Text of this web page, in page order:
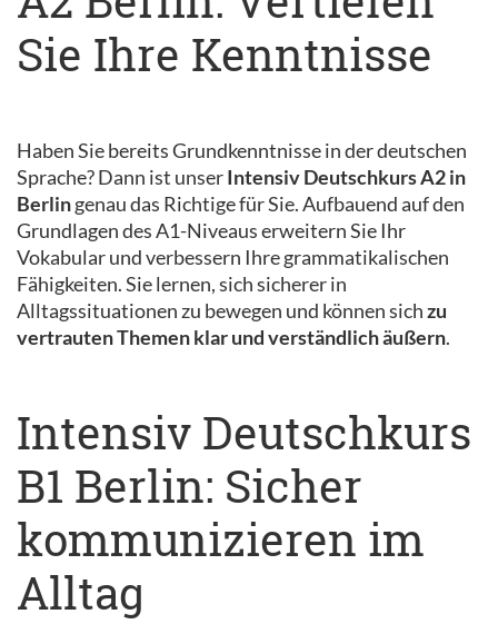
Sie Ihre Kenntnisse
Haben Sie bereits Grundkenntnisse in der deutschen
Sprache? Dann ist unserIntensiv Deutschkurs A2 in
Berlingenau das Richtige für Sie. Aufbauend auf den
Grundlagen des A1-Niveaus erweitern Sie Ihr
Vokabular und verbessern Ihre grammatikalischen
Fähigkeiten. Sie lernen, sich sicherer in
Alltagssituationen zu bewegen und können sichzu
vertrauten Themen klar und verständlich äußern.
Intensiv Deutschkurs
B1 Berlin: Sicher
kommunizieren im
Alltag